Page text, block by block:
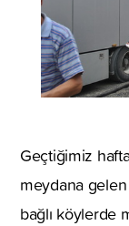
Geçtiğimiz
meydana
bağlı köylerde